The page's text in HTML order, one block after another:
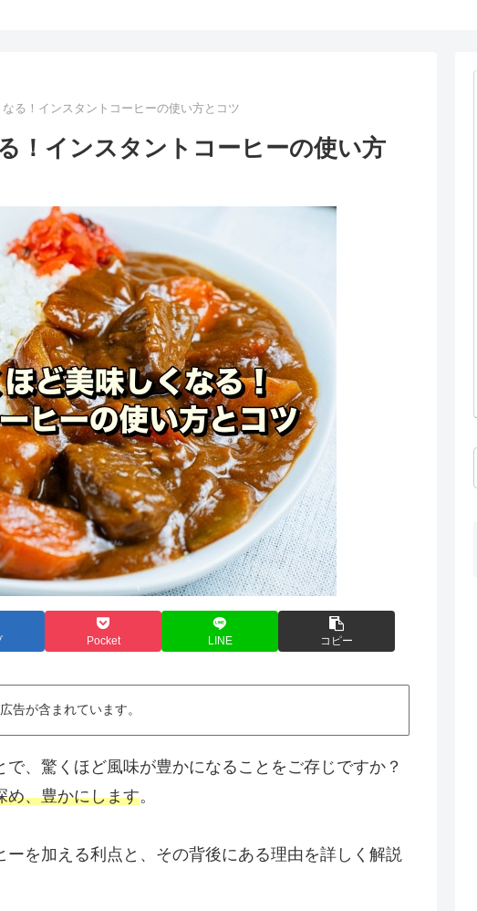
る！インスタントコーヒーの使い方とコツ
！インスタントコーヒーの使い方
Pocket LINE コピー
告が含まれています。
、驚くほど風味が豊かになることをご存じですか？
め、豊かにします。
を加える利点と、その背後にある理由を詳しく解説